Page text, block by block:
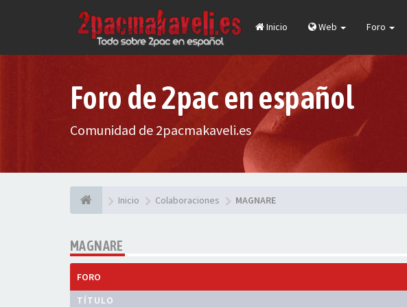
Inicio Web Foro
Foro de 2pac en español
Comunidad de 2pacmakaveli.es
Inicio Colaboraciones MAGNARE
MAGNARE
FORO
TÍTULO